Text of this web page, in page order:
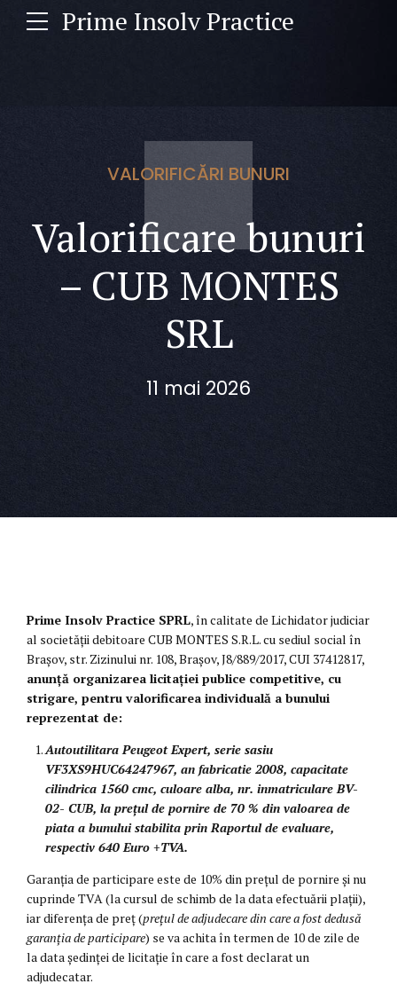
Prime Insolv Practice
VALORIFICĂRI BUNURI
Valorificare bunuri
– CUB MONTES
SRL
11 mai 2026
Prime Insolv Practice SPRL, în calitate de Lichidator judiciar
al societății debitoare CUB MONTES S.R.L. cu sediul social în
Brașov, str. Zizinului nr. 108, Brașov, J8/889/2017, CUI 37412817,
anunță organizarea licitației publice competitive, cu
strigare, pentru valorificarea individuală a bunului
reprezentat de:
Autoutilitara Peugeot Expert, serie sasiu
VF3XS9HUC64247967, an fabricatie 2008, capacitate
cilindrica 1560 cmc, culoare alba, nr. inmatriculare BV-
02- CUB, la prețul de pornire de 70 % din valoarea de
piata a bunului stabilita prin Raportul de evaluare,
respectiv 640 Euro +TVA.
Garanția de participare este de 10% din prețul de pornire și nu
cuprinde TVA (la cursul de schimb de la data efectuării plații),
iar diferența de preț (prețul de adjudecare din care a fost dedusă
garanția de participare) se va achita în termen de 10 de zile de
la data ședinței de licitație în care a fost declarat un
adjudecatar.